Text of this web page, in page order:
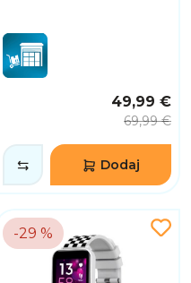
49,99 €
69,99 €
Dodaj
-29 %